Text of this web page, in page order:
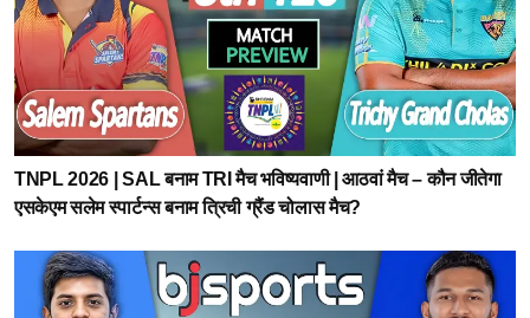
TNPL 2026 | SAL बनाम TRI मैच भविष्यवाणी | आठवां मैच – कौन जीतेगा
एसकेएम सलेम स्पार्टन्स बनाम त्रिची ग्रैंड चोलास मैच?